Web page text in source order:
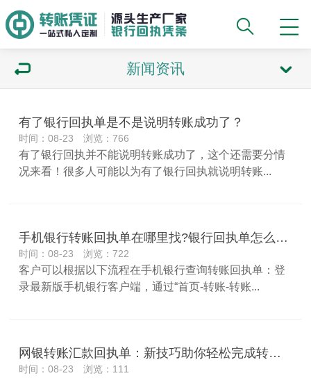
新闻资讯
有了银行回执单是不是说明转账成功了？
时间：08-23 浏览：766
有了银行回执并不能说明转账成功了，这个还需要分情
况来看！很多人可能以为有了银行回执就说明转账...
手机银行转账回执单在哪里找?银行回执单怎么打？
时间：08-23 浏览：722
客户可以根据以下流程在手机银行查询转账回执单：登
录最新版手机银行客户端，通过“首页-转账-转账...
网银转账汇款回执单：新技巧助你轻松完成转账汇款！
时间：08-23 浏览：111